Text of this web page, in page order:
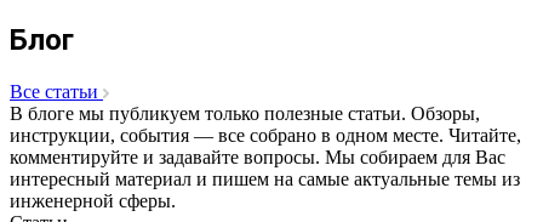
Блог
Все статьи
В блоге мы публикуем только полезные статьи. Обзоры,
инструкции, события — все собрано в одном месте. Читайте,
комментируйте и задавайте вопросы. Мы собираем для Вас
интересный материал и пишем на самые актуальные темы из
инженерной сферы.